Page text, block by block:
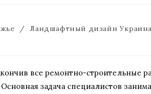
/ Ландшафтный дизайн Украина
все ремонтно-строительные
Основная задача специалистов